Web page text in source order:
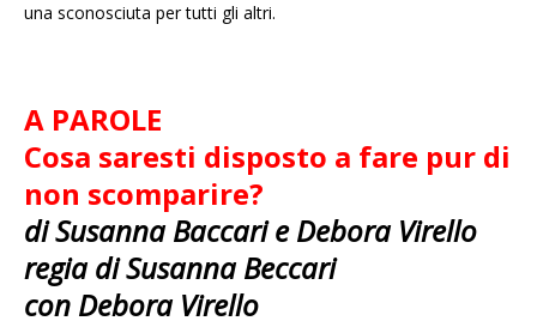
una sconosciuta per tutti gli altri.
A PAROLE
Cosa saresti disposto a fare pur di
non scomparire?
di Susanna Baccari e Debora Virello
regia di Susanna Beccari
con Debora Virello